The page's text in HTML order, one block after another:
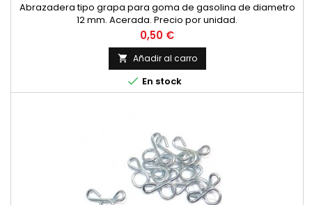
Abrazadera tipo grapa para goma de gasolina de diametro
12 mm. Acerada. Precio por unidad.
Precio
0,50 €
 Añadir al carro
 En stock